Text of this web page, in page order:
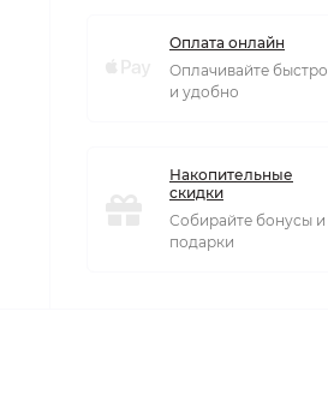
Оплата онлайн
Оплачивайте быстро
и удобно
Накопительные
скидки
Собирайте бонусы и
подарки